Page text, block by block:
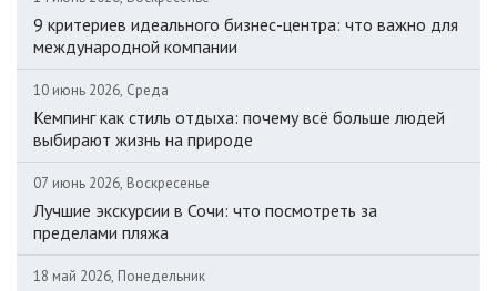
9 критериев идеального бизнес-центра: что важно для
международной компании
10 июнь 2026, Среда
Кемпинг как стиль отдыха: почему всё больше людей
выбирают жизнь на природе
07 июнь 2026, Воскресенье
Лучшие экскурсии в Сочи: что посмотреть за
пределами пляжа
18 май 2026, Понедельник